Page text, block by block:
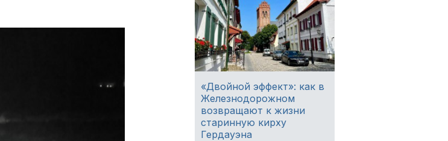
«Двойной эффект»: как в
Железнодорожном
возвращают к жизни
старинную кирху
Гердауэна